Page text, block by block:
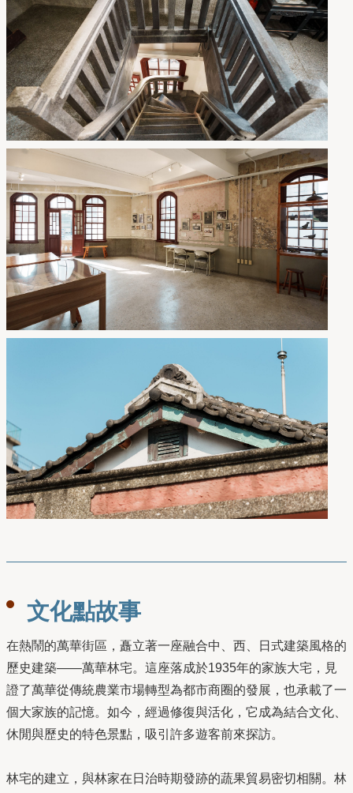
文化點故事
在熱鬧的萬華街區，矗立著一座融合中、西、日式建築風格的
歷史建築——萬華林宅。這座落成於1935年的家族大宅，見
證了萬華從傳統農業市場轉型為都市商圈的發展，也承載了一
個大家族的記憶。如今，經過修復與活化，它成為結合文化、
休閒與歷史的特色景點，吸引許多遊客前來探訪。
林宅的建立，與林家在日治時期發跡的蔬果貿易密切相關。林